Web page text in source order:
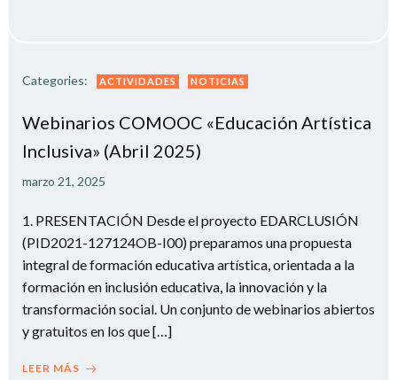
Categories: ACTIVIDADES NOTICIAS
Webinarios COMOOC «Educación Artística
Inclusiva» (Abril 2025)
marzo 21, 2025
1. PRESENTACIÓN Desde el proyecto EDARCLUSIÓN
(PID2021-127124OB-I00) preparamos una propuesta
integral de formación educativa artística, orientada a la
formación en inclusión educativa, la innovación y la
transformación social. Un conjunto de webinarios abiertos
y gratuitos en los que […]
LEER MÁS